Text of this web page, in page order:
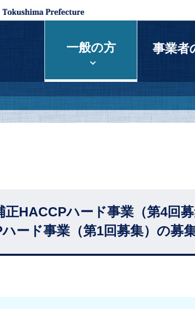
一般の方 事業者
正HACCPハード事業（第4回
ード事業（第1回募集）の募